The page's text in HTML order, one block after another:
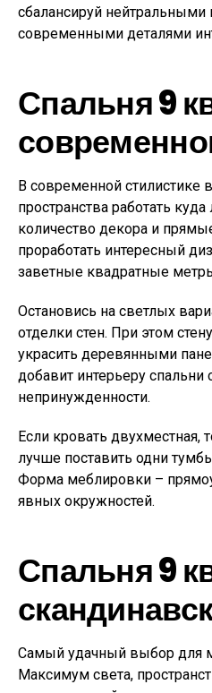
сбалансируй
современными деталями
Спальня 9
В современной стилистике
пространства работать
количество декора и
проработать интересный
заветные квадратные
Остановись на светлых
отделки стен. При этом
украсить деревянными
добавит интерьеру спальни
непринужденности.
Если кровать двухместная,
лучше поставить одни
Форма меблировки –
явных окружностей.
Спальня 9
Самый удачный выбор для
Максимум света,